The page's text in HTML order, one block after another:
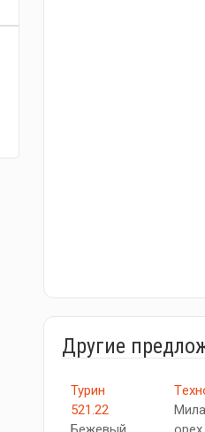
Другие
Турин
521.22